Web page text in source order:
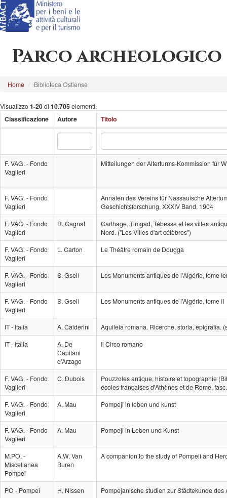
Parco
Home Biblioteca Ostiense
Visualizzo1-20di 10.705elementi.
Classificazione Autore Titolo
F. VAG. - Fondo
Vaglieri
Mitteilungen der Alterturms-Kommission für
F. VAG. - Fondo
Vaglieri
Annalen des Vereins für Nassauische
Geschichtsforschung, XXXIV Band, 1904
F. VAG. - Fondo
Vaglieri
R. Cagnat
Carthage, Timgad, Tébessa et les villes
Nord. ("Les Villes d'art célèbres")
F. VAG. - Fondo
Vaglieri
L. Carton Le Théâtre romain de Dougga
F. VAG. - Fondo
Vaglieri
S. Gsell Les Monuments antiques de l'Algérie, tome
F. VAG. - Fondo
Vaglieri
S. Gsell Les Monuments antiques de l'Algérie, tome II
IT - Italia A. Calderini
Aquileia romana. Ricerche, storia, epigrafia.
IT - Italia
A. De
Capitani
d'Arzago
Il Circo romano
F. VAG. - Fondo
Vaglieri
C. Dubois
Pouzzoles antique, histoire et topographie
écoles françaises d'Athènes et de Rome,
F. VAG. - Fondo
Vaglieri
A. Mau Pompeji in leben und kunst
F. VAG. - Fondo
Vaglieri
A. Mau Pompeji in Leben und Kunst
M.PO. -
Miscellanea
Pompei
A.W. Van
Buren
A companion to the study of Pompeii and
PO - Pompei H. Nissen Pompejanische studien zur Städtekunde des